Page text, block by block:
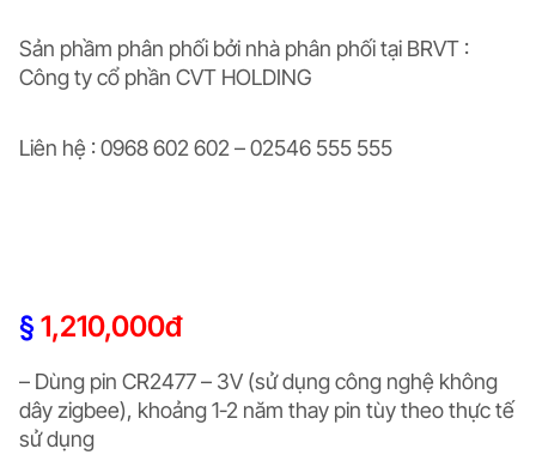
Sản phầm phân phối bởi nhà phân phối tại BRVT :
Công ty cổ phần CVT HOLDING
Liên hệ : 0968 602 602 – 02546 555 555
§1,210,000đ
– Dùng pin CR2477 – 3V (sử dụng công nghệ không
dây zigbee), khoảng 1-2 năm thay pin tùy theo thực tế
sử dụng